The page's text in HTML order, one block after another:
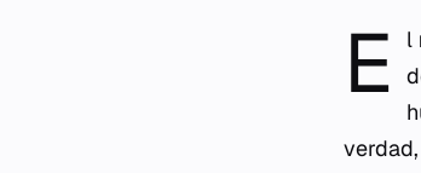
E l